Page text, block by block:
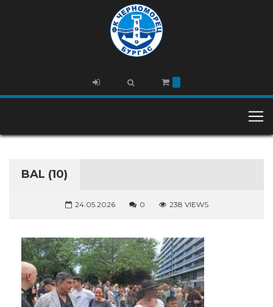
BAL (10)
24.05.2026 0 238 VIEWS